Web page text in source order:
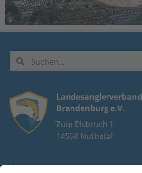
Landesanglerverband
Brandenburg e.V.
Zum Elsbruch 1
14558 Nuthetal
Impressum